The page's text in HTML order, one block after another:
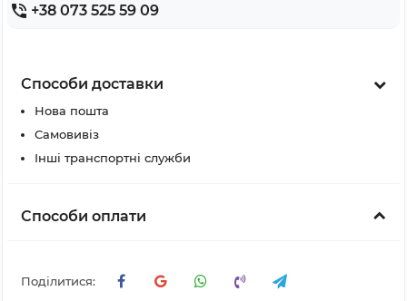
+38 073 525 59 09
Способи доставки
Нова пошта
Самовивіз
Інші транспортні служби
Способи оплати
Поділитися: